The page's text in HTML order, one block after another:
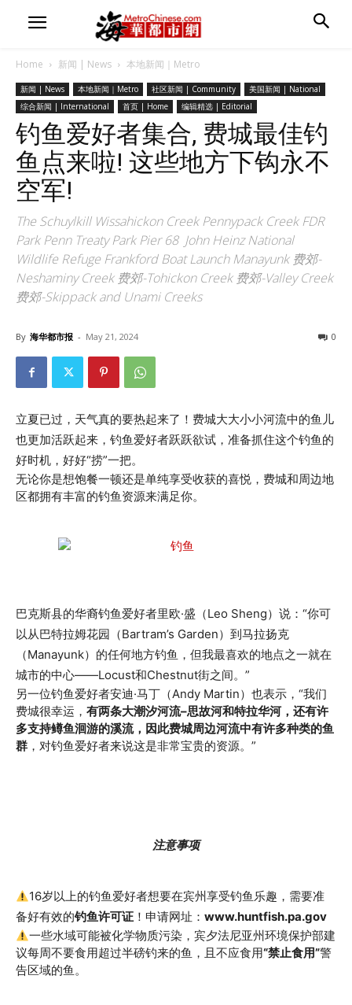
Home 新闻 | News 本地新闻｜Metro
新闻 | News 本地新闻｜Metro 社区新闻 | Community
美国新闻 | National
综合新闻 | International
首页 | Home 编辑精选 | Editorial
钓鱼爱好者集合, 费城最佳钓
鱼点来啦! 这些地方下钩永不
空军!
The Schuylkill Wissahickon Creek Pennypack Creek FDR
Park Penn Treaty Park Pier 68 John Heinz National
Wildlife Refuge Frankford Boat Launch Manayunk 费郊-
Neshaminy Creek 费郊-Tohickon Creek 费郊-Valley Creek
费郊-Skippack and Unami Creeks
By 海华都市报 - May 21, 2024 0
立夏已过，天气真的要热起来了！费城大大小小河流中的鱼儿
也更加活跃起来，钓鱼爱好者跃跃欲试，准备抓住这个钓鱼的
好时机，好好“捞”一把。
无论你是想饱餐一顿还是单纯享受收获的喜悦，费城和周边地
区都拥有丰富的钓鱼资源来满足你。
巴克斯县的华裔钓鱼爱好者里欧·盛（Leo Sheng）说：“你可
以从巴特拉姆花园（Bartram’s Garden）到马拉扬克
（Manayunk）的任何地方钓鱼，但我最喜欢的地点之一就在
城市的中心——Locust和Chestnut街之间。”
另一位钓鱼爱好者安迪·马丁（Andy Martin）也表示，“我们
费城很幸运， 有两条大潮汐河流–思故河和特拉华河，还有许
多支持鳟鱼洄游的溪流，因此费城周边河流中有许多种类的鱼
群 ，对钓鱼爱好者来说这是非常宝贵的资源。”
注意事项
16岁以上的钓鱼爱好者想要在宾州享受钓鱼乐趣，需要准
备好有效的钓鱼许可证 ！申请网址： www.huntfish.pa.gov
一些水域可能被化学物质污染，宾夕法尼亚州环境保护部建
议每周不要食用超过半磅钓来的鱼，且不应食用“禁止食用”警
告区域的鱼。